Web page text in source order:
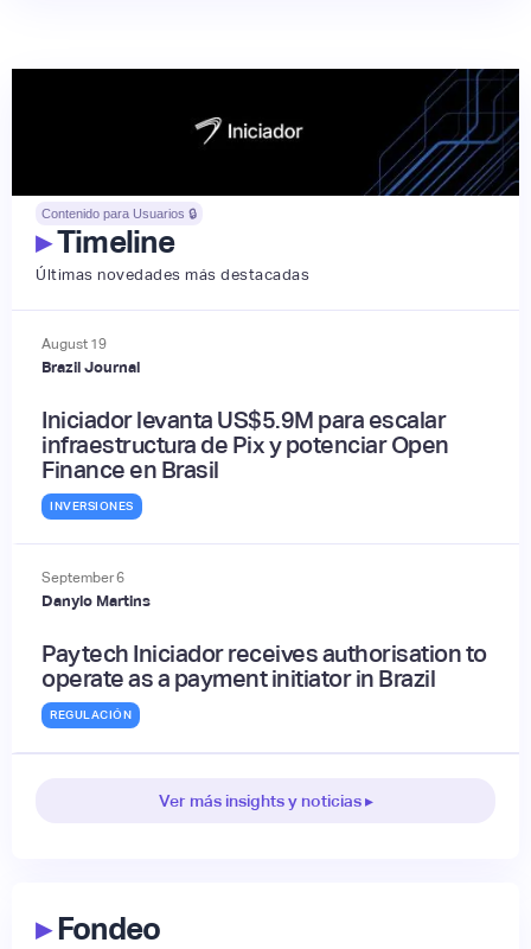
Contenido para Usuarios 🔒
▸Timeline
Últimas novedades más destacadas
August 19
Brazil Journal
Iniciador levanta US$5.9M para escalar
infraestructura de Pix y potenciar Open
Finance en Brasil
INVERSIONES
September6
Danylo Martins
Paytech Iniciador receives authorisation to
operate as a payment initiator in Brazil
REGULACIÓN
Ver más insights y noticias ▸
▸Fondeo